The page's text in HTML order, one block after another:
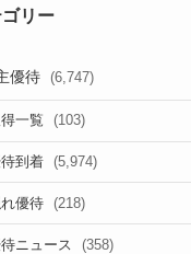
ゴリー
優待 (6,747)
一覧 (103)
到着 (5,974)
優待 (218)
ニュース (358)